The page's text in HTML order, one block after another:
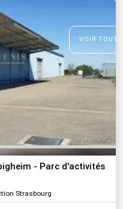
VOIR
- Parc d'activités
Strasbourg